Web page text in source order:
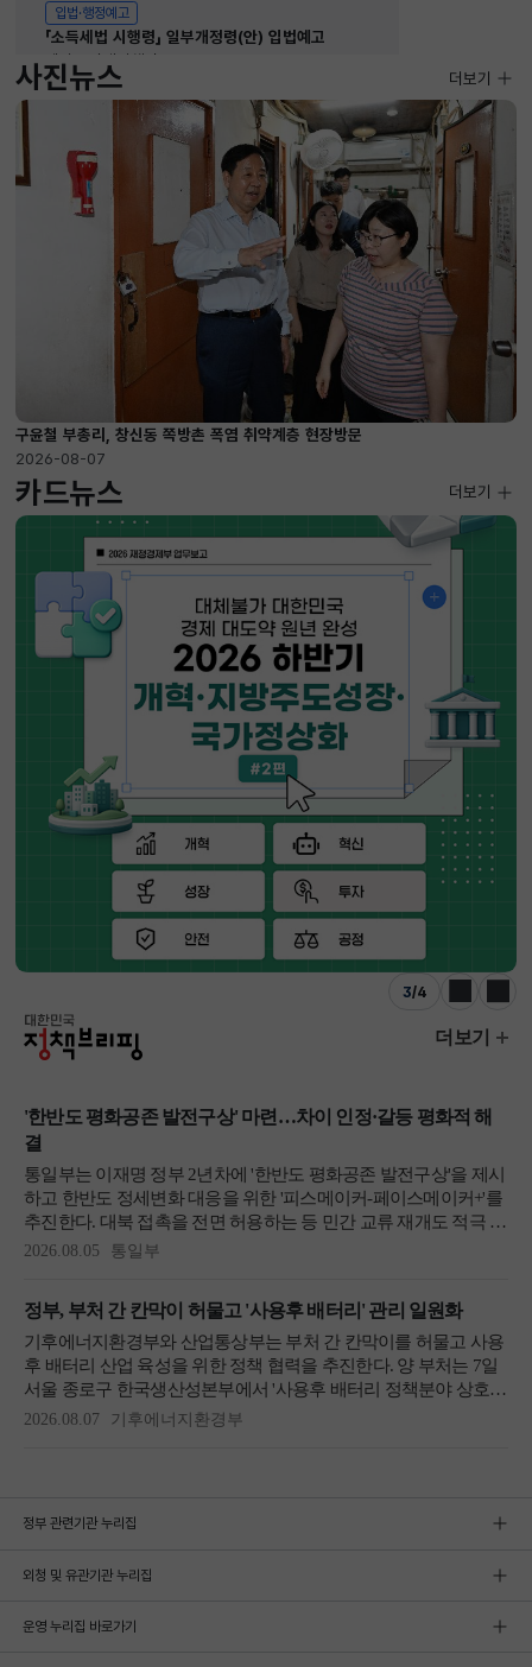
입법·행정예고
「소득세법 시행령」 일부개정령(안) 입법예고
재산소비세정책관
2026-08-07 ~ 2026-09-10
사진뉴스
구윤철 부총리, 창신동 쪽방촌 폭염 취약계층 현장방문
2026-08-07
사진뉴스
더보기
카드뉴스
3/4
이전 다음
더보기
정부 관련기관 누리집
외청 및 유관기관 누리집
운영 누리집 바로가기